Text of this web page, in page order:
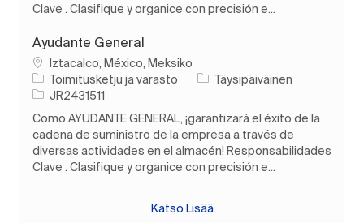
Clave . Clasifique y organice con precisión e...
Ayudante General
PaikkaIztacalco, México, Meksiko
Luokka
Toimitusketju ja varasto Työn tyyppi
Täysipäiväinen
Työn tunnus
JR2431511
Como AYUDANTE GENERAL, ¡garantizará el éxito de la
cadena de suministro de la empresa a través de
diversas actividades en el almacén! Responsabilidades
Clave . Clasifique y organice con precisión e...
Katso Lisää